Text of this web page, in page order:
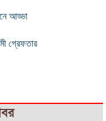
আড্ডা
গ্রেফতার